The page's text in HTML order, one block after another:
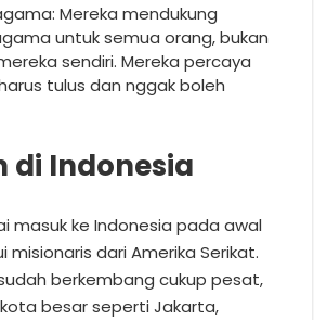
Mereka mendukung
untuk semua orang, bukan
sendiri. Mereka percaya
tulus dan nggak boleh
di Indonesia
masuk ke Indonesia pada awal
misionaris dari Amerika Serikat.
berkembang cukup pesat,
besar seperti Jakarta,